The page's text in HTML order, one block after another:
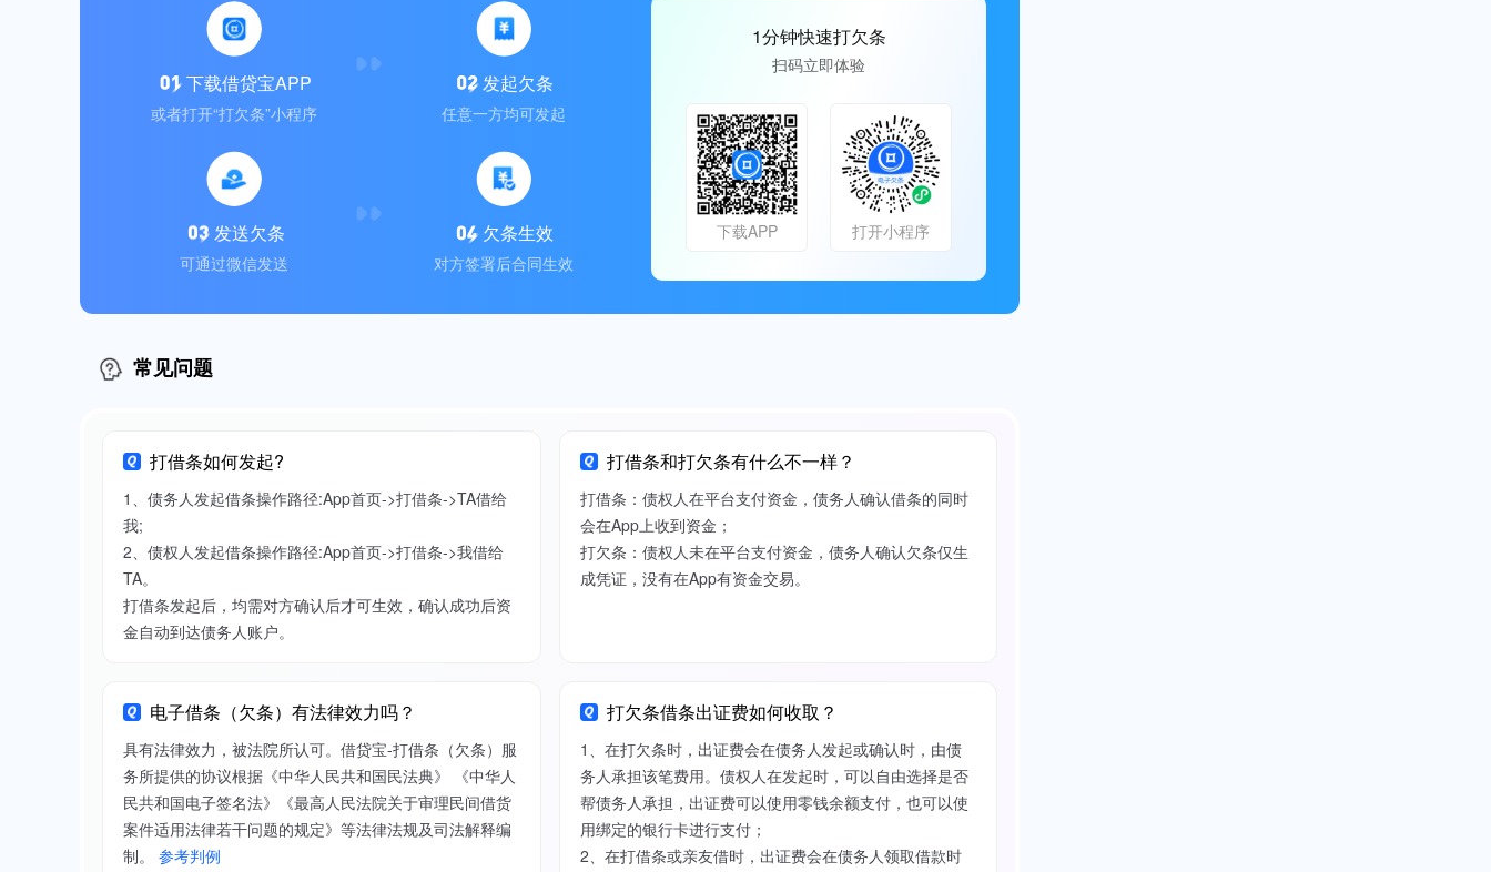
下载借贷宝APP
或者打开“打欠条”小程序
发起欠条
任意一方均可发起
发送欠条
可通过微信发送
欠条生效
对方签署后合同生效
1分钟快速打欠条
扫码立即体验
下载APP 打开小程序
常见问题
打借条如何发起?
1、债务人发起借条操作路径:App首页->打借条->TA借给
我;
2、债权人发起借条操作路径:App首页->打借条->我借给
TA。
打借条发起后，均需对方确认后才可生效，确认成功后资
金自动到达债务人账户。
打借条和打欠条有什么不一样？
打借条：债权人在平台支付资金，债务人确认借条的同时
会在App上收到资金；
打欠条：债权人未在平台支付资金，债务人确认欠条仅生
成凭证，没有在App有资金交易。
电子借条（欠条）有法律效力吗？
具有法律效力，被法院所认可。借贷宝-打借条（欠条）服
务所提供的协议根据《中华人民共和国民法典》 《中华人
民共和国电子签名法》《最高人民法院关于审理民间借货
案件适用法律若干问题的规定》等法律法规及司法解释编
制。 参考判例
打欠条借条出证费如何收取？
1、在打欠条时，出证费会在债务人发起或确认时，由债
务人承担该笔费用。债权人在发起时，可以自由选择是否
帮债务人承担，出证费可以使用零钱余额支付，也可以使
用绑定的银行卡进行支付；
2、在打借条或亲友借时，出证费会在债务人领取借款时